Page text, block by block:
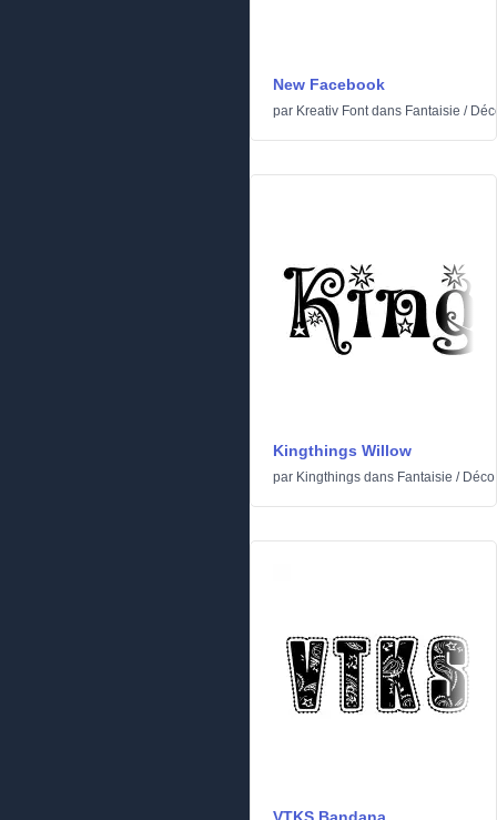
New Facebook
par Kreativ Fontdans Fantaisie /
Kingthings Willow
par Kingthings dans Fantaisie / Déco